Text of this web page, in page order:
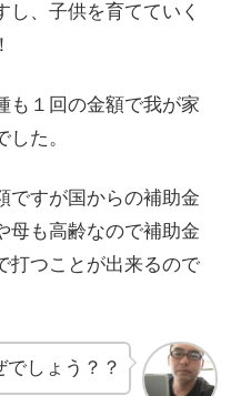
、子供を育てていく
も１回の金額で我が家
た。
ですが国からの補助金
母も高齢なので補助金
打つことが出来るので
でしょう？？